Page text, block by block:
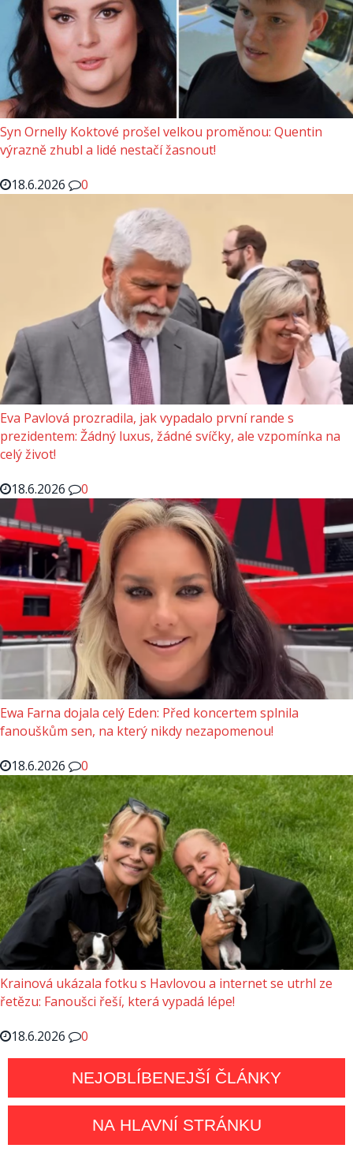
Syn Ornelly Koktové prošel velkou proměnou: Quentin
výrazně zhubl a lidé nestačí žasnout!
18.6.2026
0
Eva Pavlová prozradila, jak vypadalo první rande s
prezidentem: Žádný luxus, žádné svíčky, ale vzpomínka na
celý život!
18.6.2026
0
Ewa Farna dojala celý Eden: Před koncertem splnila
fanouškům sen, na který nikdy nezapomenou!
18.6.2026
0
Krainová ukázala fotku s Havlovou a internet se utrhl ze
řetězu: Fanoušci řeší, která vypadá lépe!
18.6.2026
0
NEJOBLÍBENEJŠÍ ČLÁNKY
NA HLAVNÍ STRÁNKU